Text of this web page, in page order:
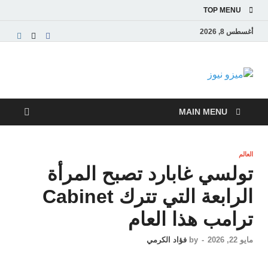
TOP MENU
أغسطس 8, 2026
ميزو نيوز
والاقتصادية
MAIN MENU
العالم
تولسي غابارد تصبح المرأة
الرابعة التي تترك Cabinet
ترامب هذا العام
مايو 22, 2026 -
by فؤاد الكرمي